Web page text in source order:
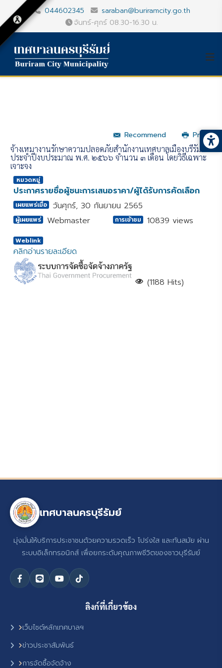
044602345
saraban@buriramcity.go.th
จันทร์-ศุกร์ 08.30-16.30 น.
Recommend
Print
จ้างเหมางานรักษาความปลอดภัยสำนักงานเทศบาลเมืองบุรีรัมย์
ประจำปีงบประมาณ พ.ศ. ๒๕๖๖ จำนวน ๓ เดือน โดยวิธีเฉพาะ
เจาะจง
หมวดหมู่
ประกาศรายชื่อผู้ชนะการเสนอราคา/ผู้ได้รับการคัดเลือก
เผยแพร่เมื่อ วันศุกร์, 30 กันยายน 2565
ผู้เผยแพร่ Webmaster การเข้าชม 10839 views
Weblink
คลิกอ่านรายละเอียด
(1188 Hits)
เทศบาลนครบุรีรัมย์
มุ่งมั่นให้บริการประชาชนด้วยความรวดเร็ว โปร่งใส และทันสมัย ผ่าน
ระบบอิเล็กทรอนิกส์ เพื่อยกระดับคุณภาพชีวิตของชาวบุรีรัมย์
ลิงก์ที่เกี่ยวข้อง
เว็บไซต์หลักเทศบาลฯ
ข่าวประชาสัมพันธ์
การจัดซื้อจัดจ้าง